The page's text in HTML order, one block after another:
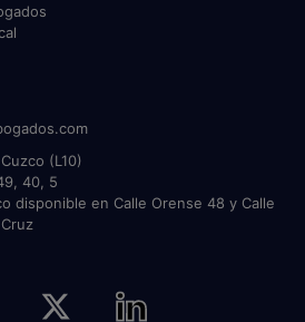
(L10)
40, 5
disponible en Calle Orense 48 y Calle